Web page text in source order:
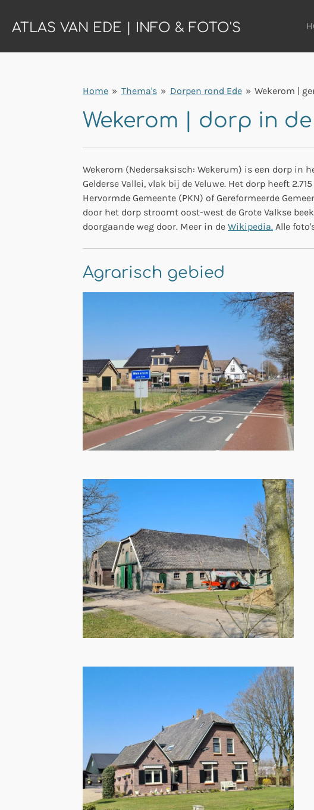
direct
de
ATLAS VAN EDE | INFO & FOTO'S
Home » Thema's » Dorpen rond Ede » Wekerom |
Wekerom | dorp in
Wekerom (Nedersaksisch: Wekerum) is een dorp in
Gelderse Vallei, vlak bij de Veluwe. Het dorp heeft
Hervormde Gemeente (PKN) of Gereformeerde
door het dorp stroomt oost-west de Grote Valkse
doorgaande weg door. Meer in de Wikipedia. Alle
Agrarisch gebied